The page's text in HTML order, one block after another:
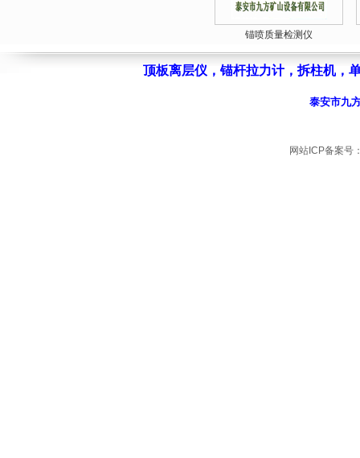
锚喷质量检测仪
顶板离层仪 ， 锚杆拉力计 ， 拆柱机 ，
泰安市九
网站ICP备案号